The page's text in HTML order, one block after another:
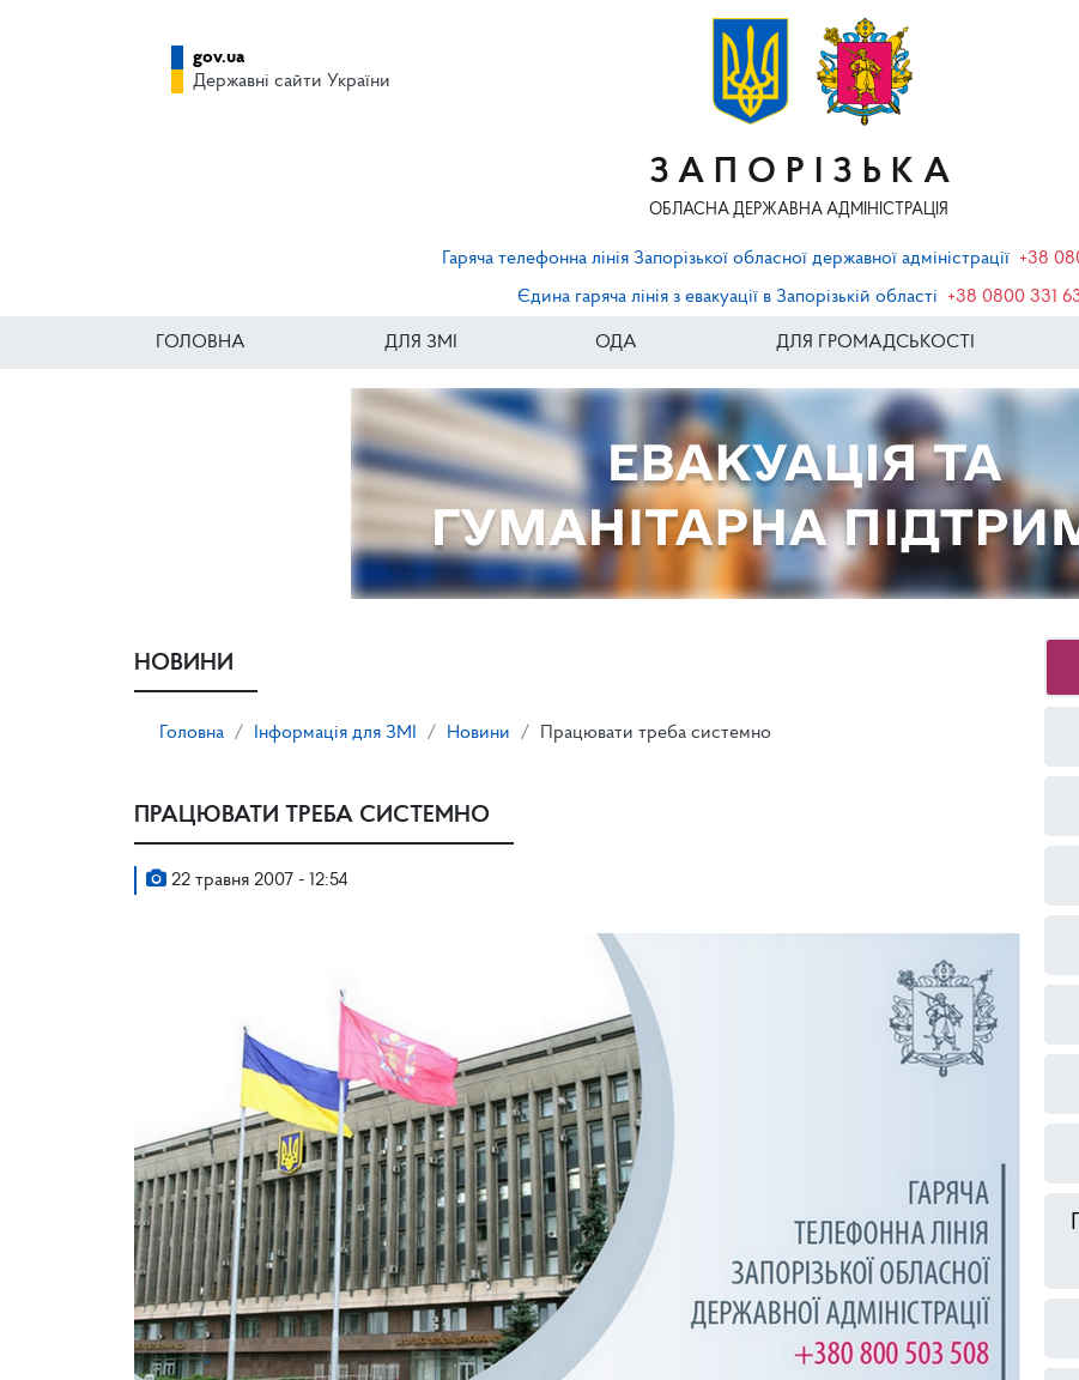
ЗАПОРІЗЬКА
ОБЛАСНА ДЕРЖАВНА АДМІНІСТРАЦІЯ
gov.ua
Державні сайти України
Гаряча телефонна лінія Запорізької обласної державної адміністрації +38
Єдина гаряча лінія з евакуації в Запорізькій області
+38 0800 331
ГОЛОВНА ДЛЯ ЗМІ ОДА ДЛЯ ГРОМАДСЬКОСТІ
НОВИНИ
Головна Інформація для ЗМІ Новини Працювати треба системно
ПРАЦЮВАТИ ТРЕБА СИСТЕМНО
22 травня 2007 - 12:54